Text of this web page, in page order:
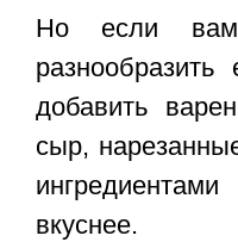
Но если вам
добавить
сыр,
вкуснее.